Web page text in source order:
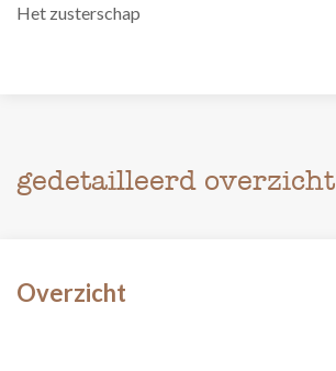
Het zusterschap
gedetailleerd overzicht
Overzicht